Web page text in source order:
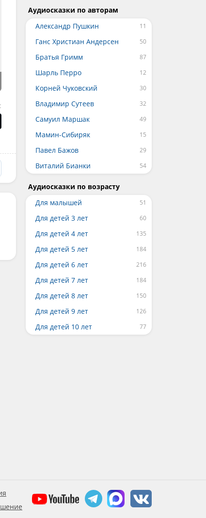
Аудиосказки по авторам
Александр Пушкин
Ганс Христиан Андерсен
Братья Гримм
Шарль Перро
Корней Чуковский
Владимир Сутеев
Самуил Маршак
Мамин-Сибиряк
Павел Бажов
Виталий Бианки
Аудиосказки по возрасту
Для малышей
Для детей 3 лет
Для детей 4 лет
Для детей 5 лет
Для детей 6 лет
Для детей 7 лет
Для детей 8 лет
Для детей 9 лет
Для детей 10 лет